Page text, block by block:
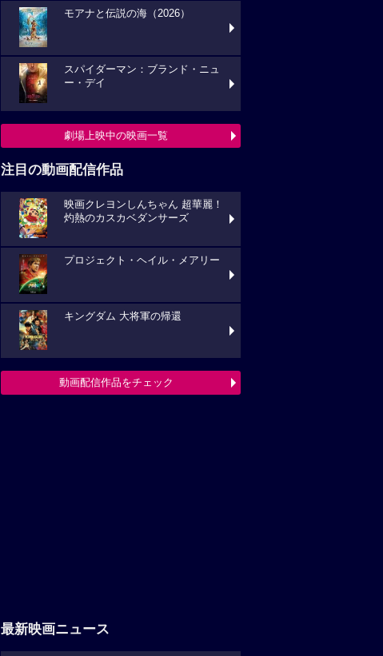
モアナと伝説の海（2026）
スパイダーマン：ブランド・ニュ
ー・デイ
劇場上映中の映画一覧
注目の動画配信作品
映画クレヨンしんちゃん 超華麗！
灼熱のカスカベダンサーズ
プロジェクト・ヘイル・メアリー
キングダム 大将軍の帰還
動画配信作品をチェック
最新映画ニュース